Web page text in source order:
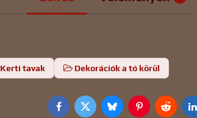
Kerti tavak Dekorációk a tó körül
FacebookTwitterBlueskyPinterestReddit